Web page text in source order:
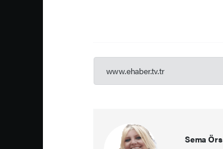
www.ehaber.tv.tr
Sema Örs